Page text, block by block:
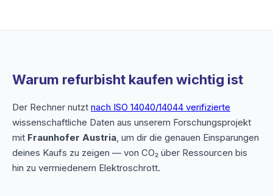
Warum refurbisht kaufen wichtig ist
Der Rechner nutzt nach ISO 14040/14044 verifizierte
wissenschaftliche Daten aus unserem Forschungsprojekt
mit Fraunhofer Austria, um dir die genauen Einsparungen
deines Kaufs zu zeigen — von CO₂ über Ressourcen bis
hin zu vermiedenem Elektroschrott.